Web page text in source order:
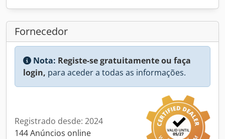
Fornecedor
Nota: Registe-se gratuitamente ou faça
login, para aceder a todas as informações.
Registrado desde: 2024
144 Anúncios online